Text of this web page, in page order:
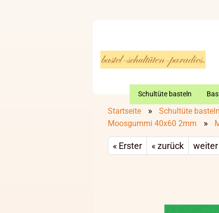
Schultüte basteln
Startseite » Schultüte basteln
Moosgummi 40x60 2mm »
« Erster « zurück weiter